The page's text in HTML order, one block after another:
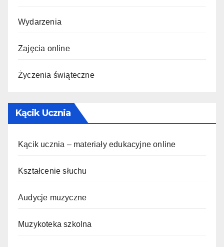
Wydarzenia
Zajęcia online
Życzenia świąteczne
Kącik Ucznia
Kącik ucznia – materiały edukacyjne online
Kształcenie słuchu
Audycje muzyczne
Muzykoteka szkolna